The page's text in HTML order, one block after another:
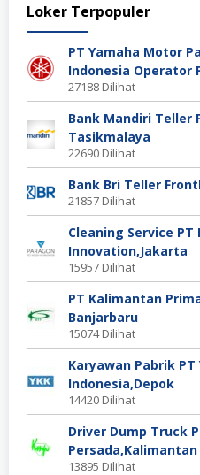
Loker Terpopuler
PT Yamaha Motor
Indonesia Operator
27188 Dilihat
Bank Mandiri Teller
Tasikmalaya
22690 Dilihat
Bank Bri Teller
21857 Dilihat
Cleaning Service
Innovation,Jakarta
15957 Dilihat
PT Kalimantan
Banjarbaru
15074 Dilihat
Karyawan Pabrik PT
Indonesia,Depok
14420 Dilihat
Driver Dump Truck
Persada,Kalimantan
13895 Dilihat